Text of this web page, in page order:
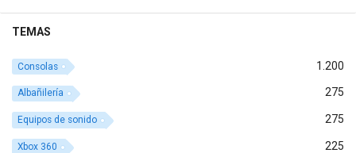
TEMAS
1.200
Consolas
275
Albañilería
275
Equipos de sonido
225
Xbox 360